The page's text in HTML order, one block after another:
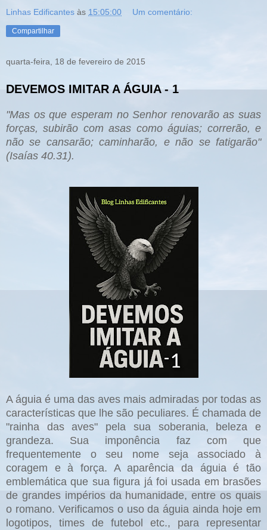
Linhas Edificantes às 15:05:00 Um comentário:
Compartilhar
quarta-feira, 18 de fevereiro de 2015
DEVEMOS IMITAR A ÁGUIA - 1
"Mas os que esperam no Senhor renovarão as suas
forças, subirão com asas como águias; correrão, e
não se cansarão; caminharão, e não se fatigarão"
(Isaías 40.31).
A águia é uma das aves mais admiradas por todas as
características que lhe são peculiares. É chamada de
"rainha das aves" pela sua soberania, beleza e
grandeza. Sua imponência faz com que
frequentemente o seu nome seja associado à
coragem e à força. A aparência da águia é tão
emblemática que sua figura já foi usada em brasões
de grandes impérios da humanidade, entre os quais
o romano. Verificamos o uso da águia ainda hoje em
logotipos, times de futebol etc., para representar